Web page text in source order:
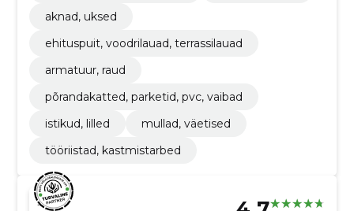
aknad, uksed
ehituspuit, voodrilauad, terrassilauad
armatuur, raud
põrandakatted, parketid, pvc, vaibad
istikud, lilled
mullad, väetised
tööriistad, kastmistarbed